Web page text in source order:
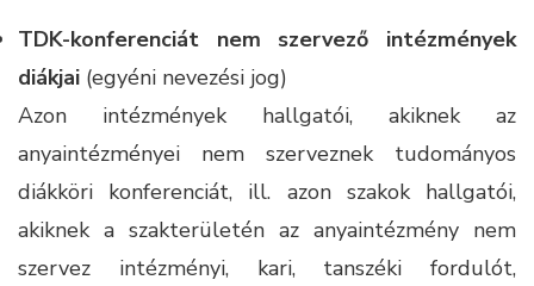
TDK-konferenciát nem szervező intézmények
diákjai (egyéni nevezési jog)
Azon intézmények hallgatói, akiknek az
anyaintézményei nem szerveznek tudományos
diákköri konferenciát, ill. azon szakok hallgatói,
akiknek a szakterületén az anyaintézmény nem
szervez intézményi, kari, tanszéki fordulót,